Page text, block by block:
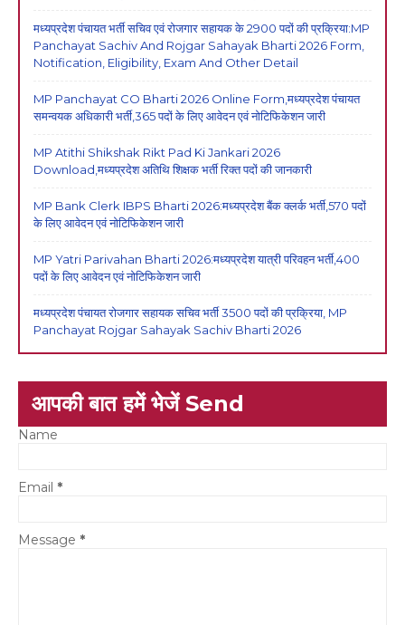
मध्यप्रदेश पंचायत भर्ती सचिव एवं रोजगार सहायक के 2900 पदों की प्रक्रिया:MP
Panchayat Sachiv And Rojgar Sahayak Bharti 2026 Form,
Notification, Eligibility, Exam And Other Detail
MP Panchayat CO Bharti 2026 Online Form,मध्यप्रदेश पंचायत
समन्वयक अधिकारी भर्ती,365 पदों के लिए आवेदन एवं नोटिफिकेशन जारी
MP Atithi Shikshak Rikt Pad Ki Jankari 2026
Download,मध्यप्रदेश अतिथि शिक्षक भर्ती रिक्त पदों की जानकारी
MP Bank Clerk IBPS Bharti 2026:मध्यप्रदेश बैंक क्लर्क भर्ती,570 पदों
के लिए आवेदन एवं नोटिफिकेशन जारी
MP Yatri Parivahan Bharti 2026:मध्यप्रदेश यात्री परिवहन भर्ती,400
पदों के लिए आवेदन एवं नोटिफिकेशन जारी
मध्यप्रदेश पंचायत रोजगार सहायक सचिव भर्ती 3500 पदों की प्रक्रिया, MP
Panchayat Rojgar Sahayak Sachiv Bharti 2026
आपकी बात हमें भेजें Send
Name
Email *
Message *